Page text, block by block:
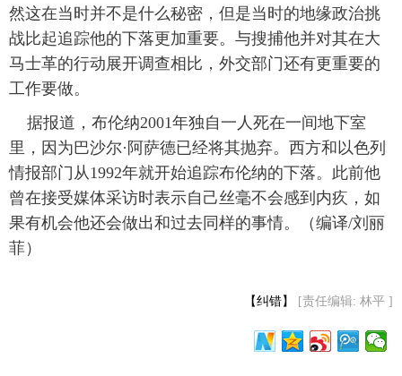
然这在当时并不是什么秘密，但是当时的地缘政治挑
战比起追踪他的下落更加重要。与搜捕他并对其在大
马士革的行动展开调查相比，外交部门还有更重要的
工作要做。
据报道，布伦纳2001年独自一人死在一间地下室
里，因为巴沙尔·阿萨德已经将其抛弃。西方和以色列
情报部门从1992年就开始追踪布伦纳的下落。此前他
曾在接受媒体采访时表示自己丝毫不会感到内疚，如
果有机会他还会做出和过去同样的事情。（编译/刘丽
菲）
【纠错】 [责任编辑: 林平 ]